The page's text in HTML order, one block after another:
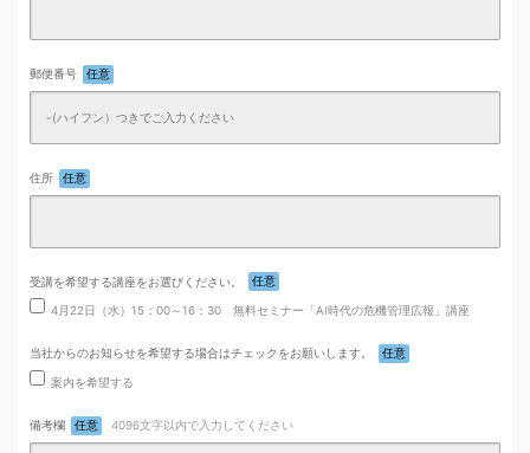
郵便番号 任意
住所 任意
受講を希望する講座をお選びください。 任意
4月22日（水）15：00～16：30 無料セミナー「AI時代の危機管理広報」講座
当社からのお知らせを希望する場合はチェックをお願いします。 任意
案内を希望する
備考欄 任意 4096文字以内で入力してください